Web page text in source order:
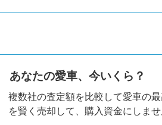
あなたの愛車、今いくら？
複数社の査定額を比較して愛車の
を賢く売却して、購入資金にしませ